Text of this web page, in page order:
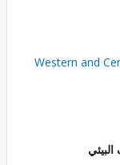
Western